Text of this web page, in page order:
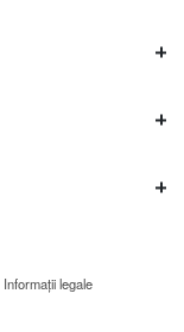
Informații legale